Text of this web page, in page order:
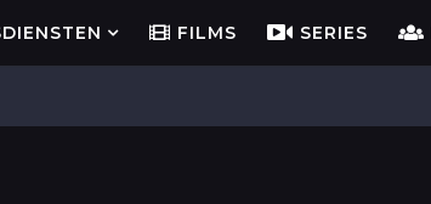
FILMS SERIES